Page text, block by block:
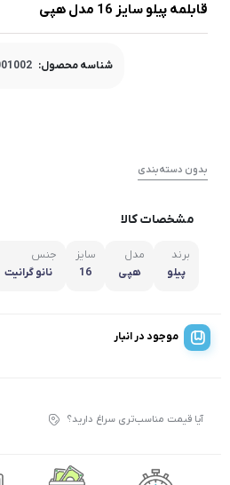
قابلمه پیلو سایز 16 مدل هپی
شناسه محصول:
بدون دسته‌بندی
مشخصات کالا
برند
پیلو
مدل
هپی
سایز
16
جنس
نانو گرانیت
موجود در انبار
آیا قیمت مناسب‌تری سراغ دارید؟